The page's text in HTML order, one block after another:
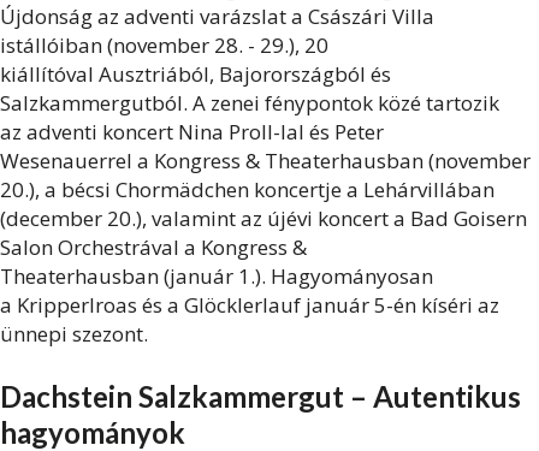
Újdonság az adventi varázslat a Császári Villa
istállóiban (november 28. - 29.), 20
kiállítóval Ausztriából, Bajorországból és
Salzkammergutból. A zenei fénypontok közé tartozik
az adventi koncert Nina Proll-lal és Peter
Wesenauerrel a Kongress & Theaterhausban(november
20.), a bécsi Chormädchen koncertjea Lehárvillában
(december 20.), valamint az újévi koncert a Bad Goisern
Salon Orchestrával a Kongress &
Theaterhausban(január 1.). Hagyományosan
a Kripperlroas és a Glöcklerlauf január 5-én kíséri az
ünnepi szezont.
Dachstein Salzkammergut – Autentikus
hagyományok